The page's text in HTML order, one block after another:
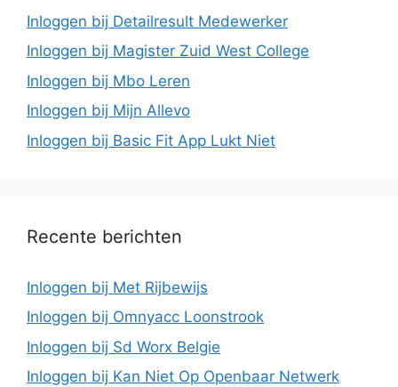
Inloggen bij Detailresult Medewerker
Inloggen bij Magister Zuid West College
Inloggen bij Mbo Leren
Inloggen bij Mijn Allevo
Inloggen bij Basic Fit App Lukt Niet
Recente berichten
Inloggen bij Met Rijbewijs
Inloggen bij Omnyacc Loonstrook
Inloggen bij Sd Worx Belgie
Inloggen bij Kan Niet Op Openbaar Netwerk